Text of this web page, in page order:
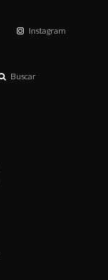
Instagram
Buscar